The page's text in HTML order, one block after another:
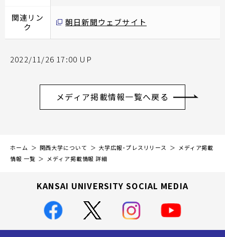
関連リン
ク
朝日新聞ウェブサイト
2022/11/26 17:00 UP
メディア掲載情報一覧へ戻る
ホーム 関西大学について 大学広報・プレスリリース
メディア掲載
情報 一覧
メディア掲載情報 詳細
KANSAI UNIVERSITY SOCIAL MEDIA